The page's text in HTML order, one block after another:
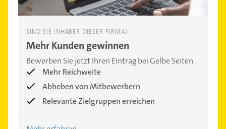
SIND SIE INHABER DIESER FIRMA?
Mehr Kunden gewinnen
Bewerben Sie jetzt Ihren Eintrag bei Gelbe Seiten.
Mehr Reichweite
Abheben von Mitbewerbern
Relevante Zielgruppen erreichen